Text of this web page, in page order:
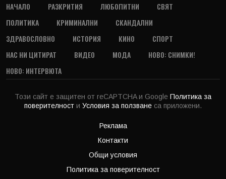
НАЧАЛО РАЗКРИТИЯ ЛЮБОПИТНИ
СВЯТ
ПОЛИТИКА
КРИМИНАЛНИ
СКАНДАЛНИ
ЗДРАВОСЛОВНО
ИСТОРИЯ КИНО
СПОРТ
НАС НИ ЦИТИРАТ
ВИДЕО МОДА
НОВО: СНИМКИ!
НОВО: ИНТЕРВЮТА
Този сайт е защитен от reCAPTCHA и Google Политика за
поверителност и Условия за ползване са приложени.
Реклама
Контакти
Общи условия
Политика за поверителност